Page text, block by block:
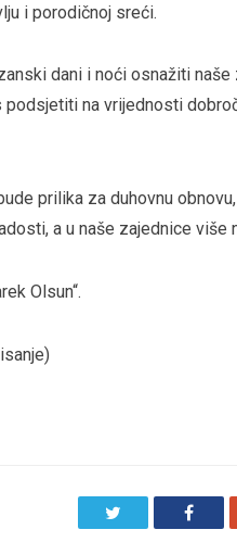
i porodičnoj sreći.
dani i noći osnažiti
podsjetiti na vrijednosti
prilika za duhovnu
a u naše zajednice više
Olsun“.